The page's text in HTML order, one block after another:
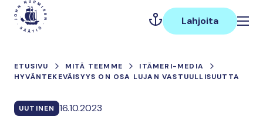
Hyppää
sisältöön
Päävalikko
Lahjoita
ETUSIVU MITÄ TEEMME
ITÄMERI-MEDIA
HYVÄNTEKEVÄISYYS ON OSA LUJAN VASTUULLISUUTTA
UUTINEN 16.10.2023